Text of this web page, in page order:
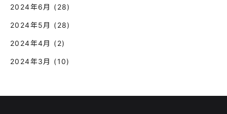
2024年6月 (28)
2024年5月 (28)
2024年4月 (2)
2024年3月 (10)